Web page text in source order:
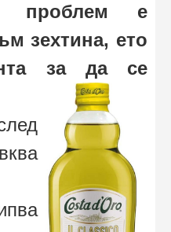
проблем е
зехтина, ето
за да се